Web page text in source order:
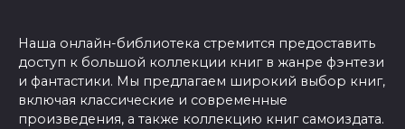
Наша онлайн-библиотека стремится предоставить
доступ к большой коллекции книг в жанре фэнтези
и фантастики. Мы предлагаем широкий выбор книг,
включая классические и современные
произведения, а также коллекцию книг самоиздата.